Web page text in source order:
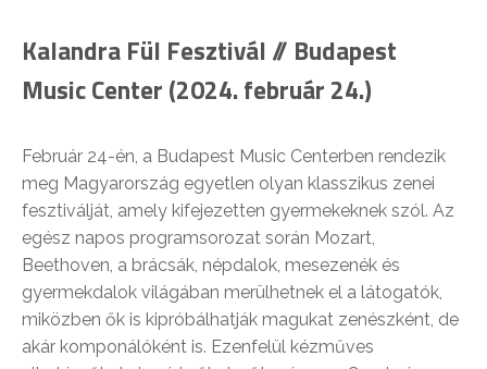
Kalandra Fül Fesztivál // Budapest
Music Center (2024. február 24.)
Február 24-én, a Budapest Music Centerben rendezik
meg Magyarország egyetlen olyan klasszikus zenei
fesztiválját, amely kifejezetten gyermekeknek szól. Az
egész napos programsorozat során Mozart,
Beethoven, a brácsák, népdalok, mesezenék és
gyermekdalok világában merülhetnek el a látogatók,
miközben ők is kipróbálhatják magukat zenészként, de
akár komponálóként is. Ezenfelül kézműves